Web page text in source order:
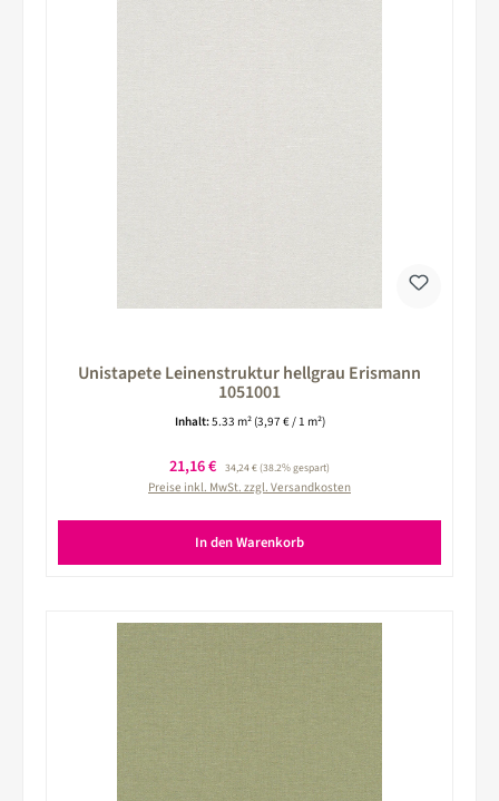
Unistapete Leinenstruktur hellgrau Erismann
1051001
Inhalt:5.33 m² (3,97 € / 1 m²)
Verkaufspreis:
21,16 € Regulärer Preis:
34,24 €(38.2% gespart)
Preise inkl. MwSt. zzgl. Versandkosten
In den Warenkorb